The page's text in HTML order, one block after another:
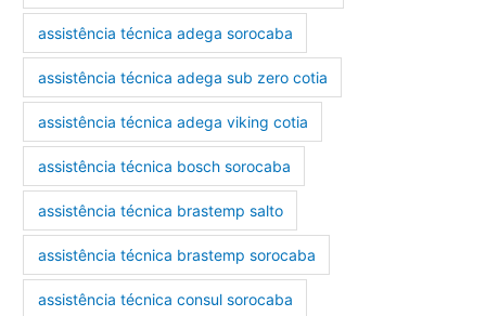
assistência técnica adega sorocaba
assistência técnica adega sub zero cotia
assistência técnica adega viking cotia
assistência técnica bosch sorocaba
assistência técnica brastemp salto
assistência técnica brastemp sorocaba
assistência técnica consul sorocaba